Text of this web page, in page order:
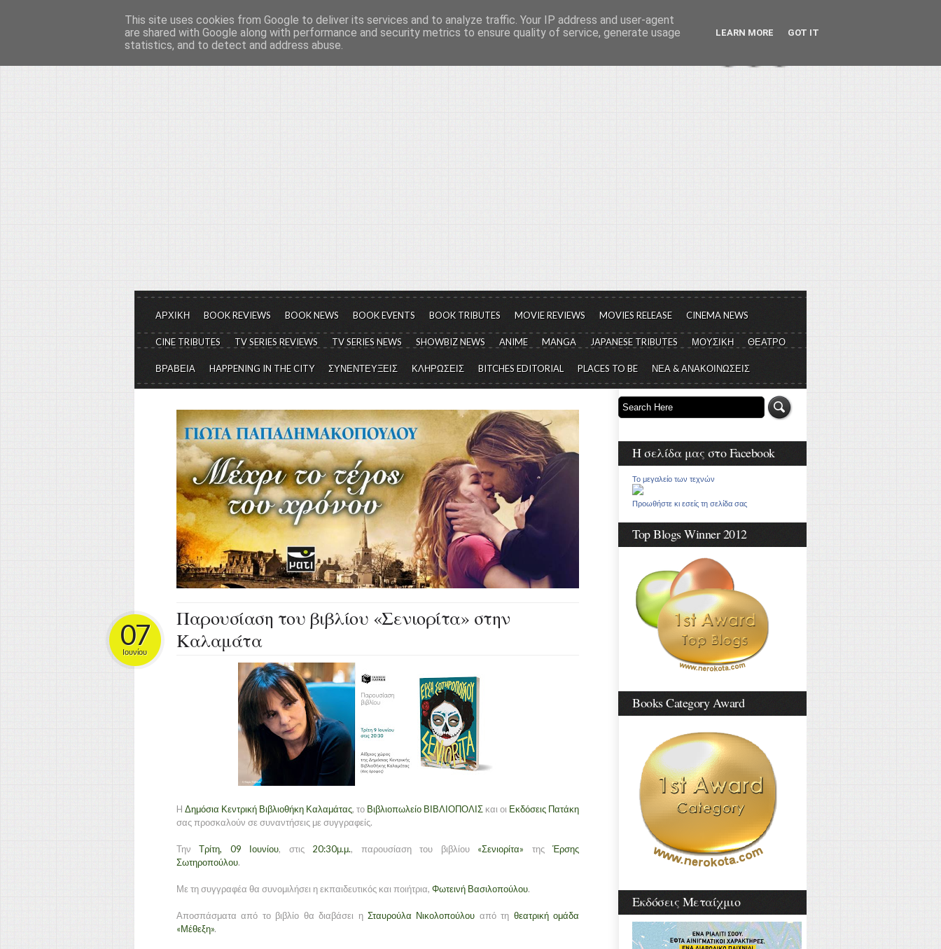
Το μεγαλείο των Τεχνών...
Είμαστε πάντα εδώ για να μιλάμε για τον πολιτισμό, σε κάθε του μορφή και έκταση...
ΑΡΧΙΚΗ BOOK REVIEWS BOOK NEWS BOOK EVENTS BOOK TRIBUTES MOVIE REVIEWS MOVIES RELEASE CINEMA NEWS
CINE TRIBUTES TV SERIES REVIEWS TV SERIES NEWS SHOWBIZ NEWS ANIME MANGA JAPANESE TRIBUTES ΜΟΥΣΙΚΗ ΘΕΑΤΡΟ
ΒΡΑΒΕΙΑ HAPPENING IN THE CITY ΣΥΝΕΝΤΕΥΞΕΙΣ ΚΛΗΡΩΣΕΙΣ BITCHES EDITORIAL PLACES TO BE ΝΕΑ & ΑΝΑΚΟΙΝΩΣΕΙΣ
Παρουσίαση του βιβλίου «Σενιορίτα» στην
Καλαμάτα
07
Ιουνίου
H Δημόσια Κεντρική Βιβλιοθήκη Καλαμάτας, το Βιβλιοπωλείο ΒΙΒΛΙΟΠΟΛΙΣ και οι Εκδόσεις Πατάκη
σας προσκαλούν σε συναντήσεις με συγγραφείς.
ΤηνΤρίτη, 09 Ιουνίου, στις 20:30μ.μ., παρουσίαση του βιβλίου«Σενιορίτα» τηςΈρσης
Σωτηροπούλου.
Με τη συγγραφέα θα συνομιλήσει η εκπαιδευτικός και ποιήτρια, Φωτεινή Βασιλοπούλου.
Αποσπάσματα από το βιβλίο θα διαβάσει η Σταυρούλα Νικολοπούλου από τη θεατρική ομάδα
«Μέθεξη».
Η σελίδα μας στο Facebook
Το μεγαλείο των τεχνών
Προωθήστε κι εσείς τη σελίδα σας
Top Blogs Winner 2012
Books Category Award
Εκδόσεις Μεταίχμιο
This site uses cookies from Google to deliver its services and to analyze traffic. Your IP address and user-agent
are shared with Google along with performance and security metrics to ensure quality of service, generate usage
statistics, and to detect and address abuse.
LEARN MORE GOT IT